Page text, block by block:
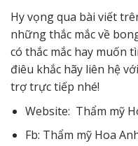
Hy vọng qua bài viết
những thắc mắc về
có thắc mắc hay muốn
điêu khắc hãy liên hệ
trợ trực tiếp nhé!
Website: Thẩm mỹ
Fb: Thẩm mỹ Hoa